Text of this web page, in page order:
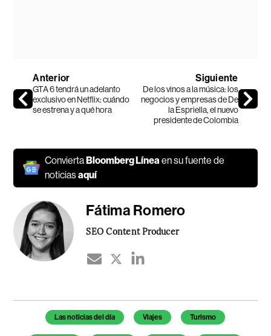
Anterior
GTA 6 tendrá un adelanto
exclusivo en Netflix: cuándo
se estrena y a qué hora
Siguiente
De los vinos a la música: los
negocios y empresas de De
la Espriella, el nuevo
presidente de Colombia
ConviertaBloomberg Línea en su fuente de
noticiasaquí
Fátima Romero
SEO Content Producer
Temas de este artículo
Las noticias del día Viajes Turismo